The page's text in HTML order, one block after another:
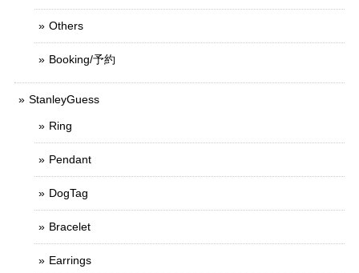
Others
Booking/予約
StanleyGuess
Ring
Pendant
DogTag
Bracelet
Earrings